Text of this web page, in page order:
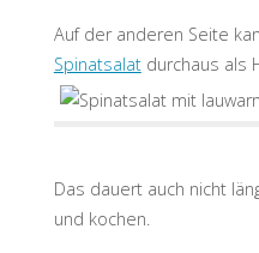
Auf der anderen Seite
Spinatsalatdurchaus als
Das dauert auch nicht
und kochen.